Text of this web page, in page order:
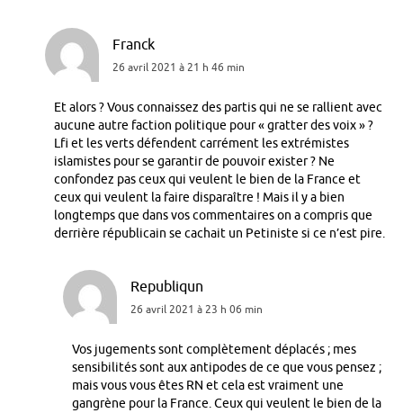
Franck
26 avril 2021 à 21 h 46 min
Et alors ? Vous connaissez des partis qui ne se rallient avec
aucune autre faction politique pour « gratter des voix » ?
Lfi et les verts défendent carrément les extrémistes
islamistes pour se garantir de pouvoir exister ? Ne
confondez pas ceux qui veulent le bien de la France et
ceux qui veulent la faire disparaître ! Mais il y a bien
longtemps que dans vos commentaires on a compris que
derrière républicain se cachait un Petiniste si ce n’est pire.
Republiqun
26 avril 2021 à 23 h 06 min
Vos jugements sont complètement déplacés ; mes
sensibilités sont aux antipodes de ce que vous pensez ;
mais vous vous êtes RN et cela est vraiment une
gangrène pour la France. Ceux qui veulent le bien de la